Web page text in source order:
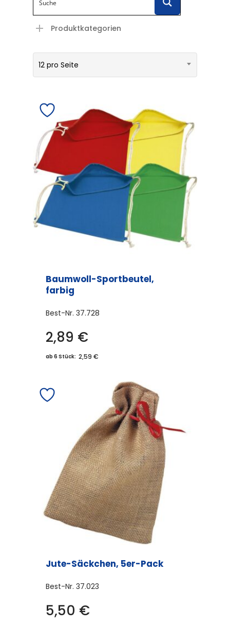
Produktkategorien
12 pro Seite
Baumwoll-Sportbeutel,
farbig
Best-Nr. 37.728
2,89 €
ab 6 Stück: 2,59 €
mehrere
Varianten
auf.
Die
Optionen
können
auf
der
Produktseite
gewählt
werden
Jute-Säckchen, 5er-Pack
Best-Nr. 37.023
5,50 €